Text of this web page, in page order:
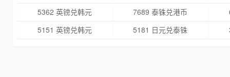
5362 英镑兑韩元
7689 泰铢兑港币
5151 英镑兑韩元
5181 日元兑泰铢